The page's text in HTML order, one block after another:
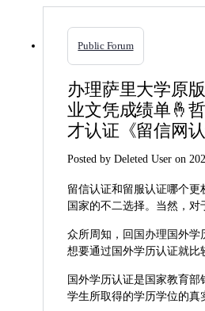
Public Forum
办理萨里大学原
业文凭成绩单🤞
才认证《留信网
Posted byDeleted User on
留信认证和留服认证哪个更
国家的不二选择。当然，
众所周知，回国办理国外学
想要通过国外学历认证就比
国外学历认证是国家教育
学生所取得的学历学位的真